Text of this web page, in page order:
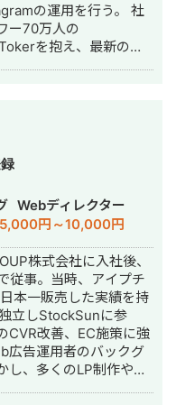
の運用を行う。 社
ー70万人の
を抱え、最新のト
Webディレクター
5,000円～10,000円
株式会社に入社後、
従事。当時、アイプチ
本一販売した実績を持
CVR改善、EC施策に強
広告運用者のバックグ
し、多くのLP制作や